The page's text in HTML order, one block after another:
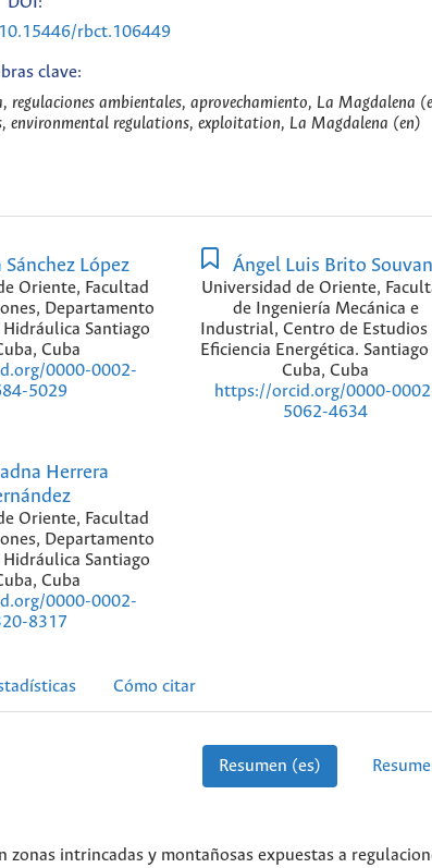
rbct.106449
clave:
ambientales, aprovechamiento, La Magdalena
regulations, exploitation, La Magdalena (en)
Sánchez López
Oriente, Facultad
Departamento
Santiago
Cuba
0000-0002-
5029
Ángel Luis Brito
Universidad de Oriente,
de Ingeniería Mecánica e
Industrial, Centro de Estudios
Eficiencia Energética. Santiago
Cuba, Cuba
https://orcid.org/0000-
5062-4634
Herrera
Oriente, Facultad
Departamento
Santiago
Cuba
0000-0002-
8317
Cómo citar
Resumen (es)
intrincadas y montañosas expuestas a